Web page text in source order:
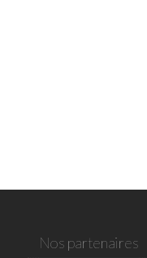
Nos partenaires